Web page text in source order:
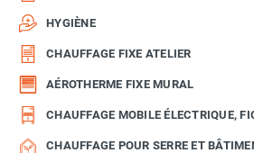
HYGIÈNE
CHAUFFAGE FIXE ATELIER
AÉROTHERME FIXE MURAL
CHAUFFAGE MOBILE ÉLECTRIQUE,
CHAUFFAGE POUR SERRE ET